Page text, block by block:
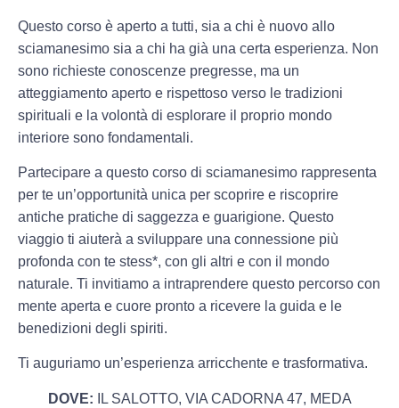
Questo corso è aperto a tutti, sia a chi è nuovo allo
sciamanesimo sia a chi ha già una certa esperienza. Non
sono richieste conoscenze pregresse, ma un
atteggiamento aperto e rispettoso verso le tradizioni
spirituali e la volontà di esplorare il proprio mondo
interiore sono fondamentali.
Partecipare a questo corso di sciamanesimo rappresenta
per te un’opportunità unica per scoprire e riscoprire
antiche pratiche di saggezza e guarigione. Questo
viaggio ti aiuterà a sviluppare una connessione più
profonda con te stess*, con gli altri e con il mondo
naturale. Ti invitiamo a intraprendere questo percorso con
mente aperta e cuore pronto a ricevere la guida e le
benedizioni degli spiriti.
Ti auguriamo un’esperienza arricchente e trasformativa.
DOVE: IL SALOTTO, VIA CADORNA 47, MEDA